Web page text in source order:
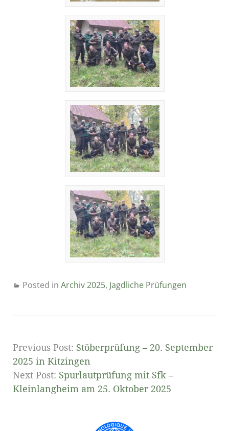
Posted in Archiv 2025, Jagdliche Prüfungen
Previous Post: Stöberprüfung – 20. September
2025 in Kitzingen
Next Post: Spurlautprüfung mit Sfk –
Kleinlangheim am 25. Oktober 2025